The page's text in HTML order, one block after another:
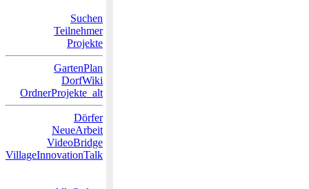
Suchen
Teilnehmer
Projekte
GartenPlan
DorfWiki
OrdnerProjekte_alt
Dörfer
NeueArbeit
VideoBridge
VillageInnovationTalk